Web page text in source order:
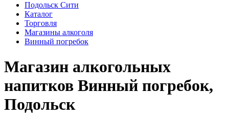
Подольск Сити
Каталог
Торговля
Магазины алкоголя
Винный погребок
Магазин алкогольных
напитков Винный погребок,
Подольск